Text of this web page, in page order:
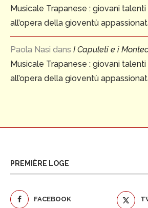
Musicale Trapanese : giovani
all’opera della gioventù
Paola Nasi dans I Capuleti e i
Musicale Trapanese : giovani
all’opera della gioventù
PREMIÈRE LOGE
FACEBOOK